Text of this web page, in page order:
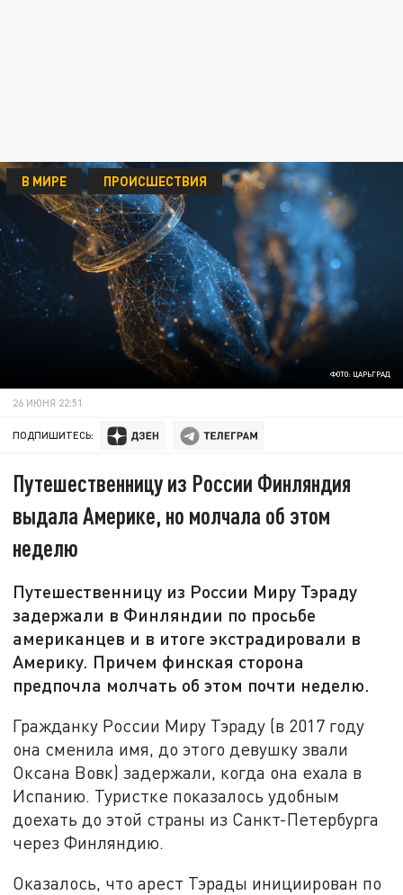
ФОТО: ЦАРЬГРАД
В МИРЕ ПРОИСШЕСТВИЯ
26 ИЮНЯ 22:51
ПОДПИШИТЕСЬ:
Путешественницу из России Финляндия
выдала Америке, но молчала об этом
неделю
Путешественницу из России Миру Тэраду
задержали в Финляндии по просьбе
американцев и в итоге экстрадировали в
Америку. Причем финская сторона
предпочла молчать об этом почти неделю.
Гражданку России Миру Тэраду (в 2017 году
она сменила имя, до этого девушку звали
Оксана Вовк) задержали, когда она ехала в
Испанию. Туристке показалось удобным
доехать до этой страны из Санкт-Петербурга
через Финляндию.
Оказалось, что арест Тэрады инициирован по